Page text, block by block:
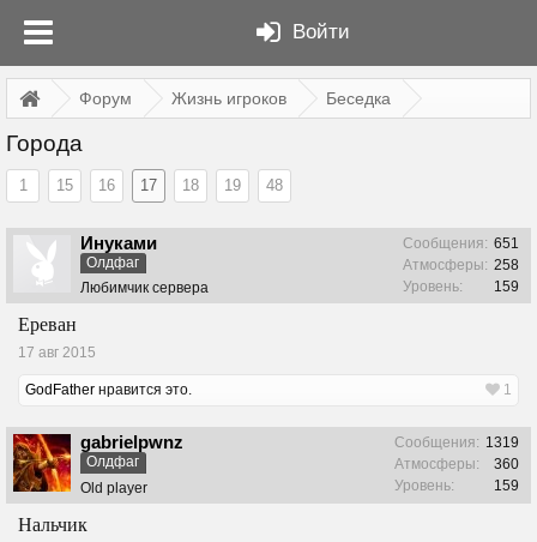
Войти
Форум Жизнь игроков Беседка
Города
1 15 16 17 18 19 48
Инуками
Олдфаг
Любимчик сервера
Сообщения: 651
Атмосферы: 258
Уровень:
159
Ереван
17 авг 2015
GodFather нравится это. 1
gabrielpwnz
Олдфаг
Old player
Сообщения: 1319
Атмосферы:
360
Уровень:
159
Нальчик